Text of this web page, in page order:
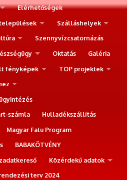
Elérhetőségek
Szálláshelyek
Szennyvízcsatornázás
Oktatás
Galéria
fényképek
TOP projektek
számla
Hulladékszállítás
Magyar Falu Program
BABAKÖTVÉNY
Közérdekű adatok
terv 2024